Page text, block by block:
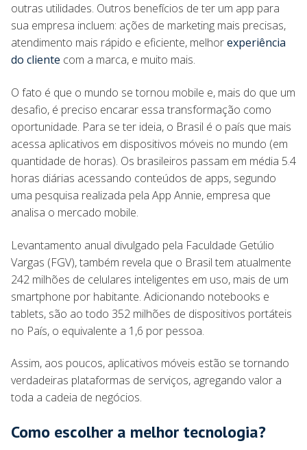
outras utilidades. Outros benefícios de ter um app para
sua empresa incluem: ações de marketing mais precisas,
atendimento mais rápido e eficiente, melhorexperiência
do cliente com a marca, e muito mais.
O fato é que o mundo se tornou mobile e, mais do que um
desafio, é preciso encarar essa transformação como
oportunidade. Para se ter ideia, o Brasil é o país que mais
acessa aplicativos em dispositivos móveis no mundo (em
quantidade de horas). Os brasileiros passam em média 5.4
horas diárias acessando conteúdos de apps, segundo
uma pesquisa realizada pela App Annie, empresa que
analisa o mercado mobile.
Levantamento anual divulgado pela Faculdade Getúlio
Vargas (FGV), também revela que o Brasil tem atualmente
242 milhões de celulares inteligentes em uso, mais de um
smartphone por habitante. Adicionando notebooks e
tablets, são ao todo 352 milhões de dispositivos portáteis
no País, o equivalente a 1,6 por pessoa.
Assim, aos poucos, aplicativos móveis estão se tornando
verdadeiras plataformas de serviços, agregando valor a
toda a cadeia de negócios.
Como escolher a melhor tecnologia?